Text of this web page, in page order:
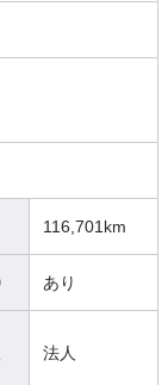
116,701km
あり
法人